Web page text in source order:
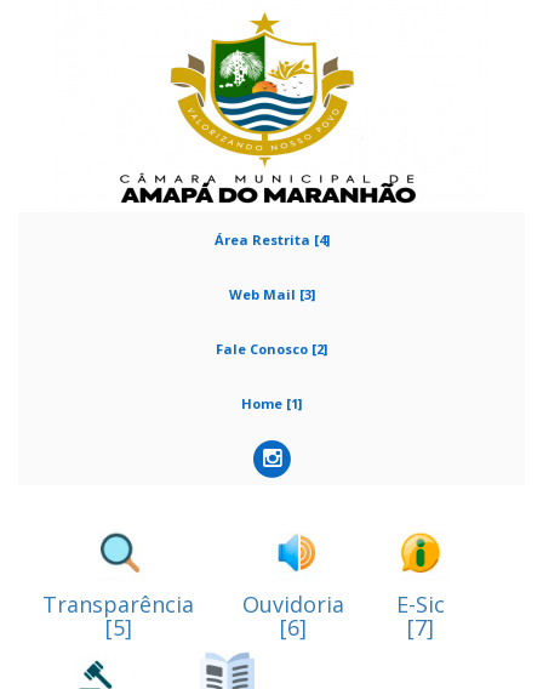
Área Restrita [4]
Web Mail [3]
Fale Conosco [2]
Home [1]
Transparência
[5]
Ouvidoria
[6]
E-Sic
[7]